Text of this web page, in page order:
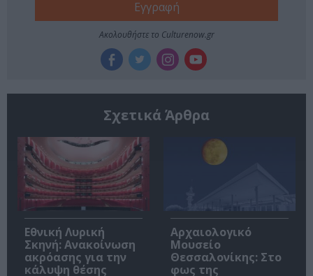
Ακολουθήστε το Culturenow.gr
Σχετικά Άρθρα
Εθνική Λυρική
Σκηνή: Ανακοίνωση
ακρόασης για την
κάλυψη θέσης
Αρχαιολογικό
Μουσείο
Θεσσαλονίκης: Στο
φως της